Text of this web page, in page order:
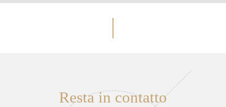
Resta in contatto